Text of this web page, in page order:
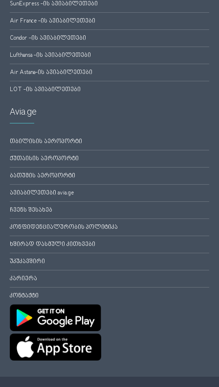
SunExpress -ის ავიაბილეთები
Air France -ის ავიაბილეთები
Condor -ის ავიაბილეთები
Lufthansa -ის ავიაბილეთები
Air Astana-ის ავიაბილეთები
LOT -ის ავიაბილეთები
Avia.ge
თბილისის აეროპორტი
ქუთაისის აეროპორტი
ბათუმის აეროპორტი
ავიაბილეთები avia.ge
ჩვენს შესახებ
კონფიდენციალურობის პოლიტიკა
ხშირად დასმული კითხვები
უკუკავშირი
კარიერა
კონტაქტი